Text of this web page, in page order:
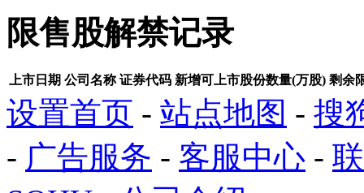
限售股解禁记录
上市日期 公司名称 证券代码 新增可上市股份数量(万股) 剩余
设置首页 - 站点地图 - 搜
- 广告服务 - 客服中心 -